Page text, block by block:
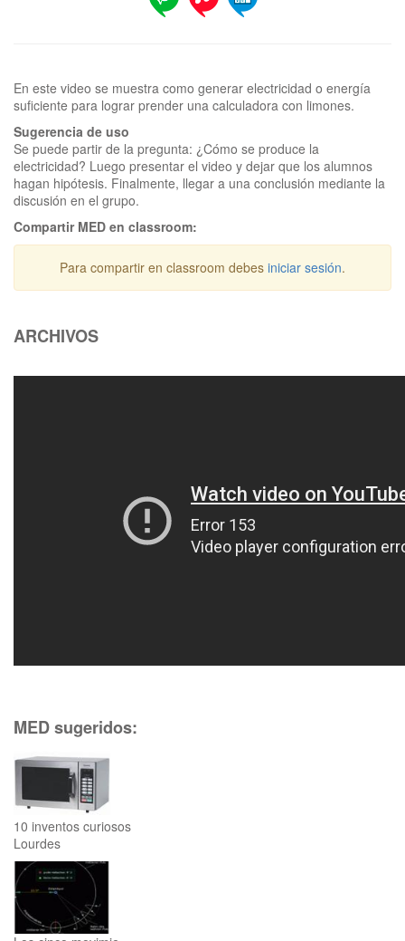
En este video se muestra como generar electricidad o energía
Sugerencia de uso
Se puede partir de la pregunta: ¿Cómo se produce la
electricidad? Luego presentar el video y dejar que los alumnos
hagan hipótesis. Finalmente, llegar a una conclusión mediante la
discusión en el grupo.
Compartir MED en classroom:
Para compartir en classroom debes iniciar sesión.
ARCHIVOS
MED sugeridos:
10 inventos curiosos
Lourdes